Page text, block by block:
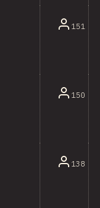
151
150
138